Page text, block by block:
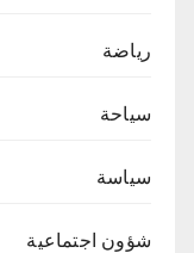
رياضة
سياحة
سياسة
شؤون اجتماعية